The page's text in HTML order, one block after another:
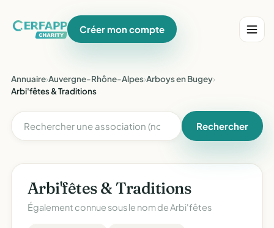
Créer mon compte
Annuaire›Auvergne-Rhône-Alpes›Arboys en Bugey›
Arbi'fêtes & Traditions
Rechercher
Arbi'fêtes & Traditions
Également connue sous le nom deArbi'fêtes